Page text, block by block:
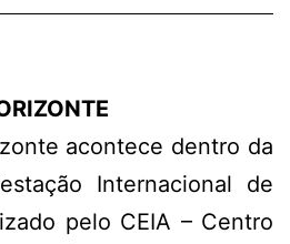
acontece dentro da
Internacional de
pelo CEIA – Centro